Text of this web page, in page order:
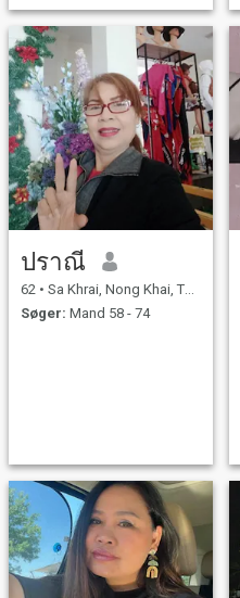
ปราณี
62 • Sa Khrai, Nong Khai, Thailand
Søger: Mand 58 - 74